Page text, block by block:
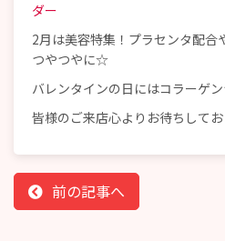
ダー
2月は美容特集！プラセンタ配合
つやつやに☆
バレンタインの日にはコラーゲ
皆様のご来店心よりお待ちしてお
前の記事へ